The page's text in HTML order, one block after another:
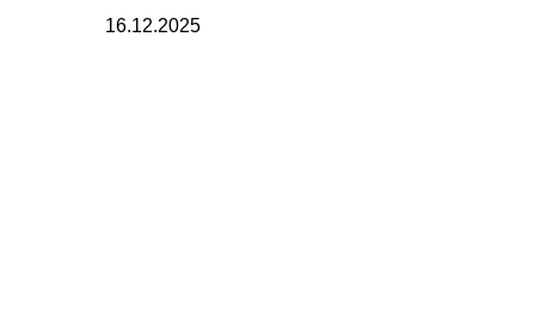
16.12.2025